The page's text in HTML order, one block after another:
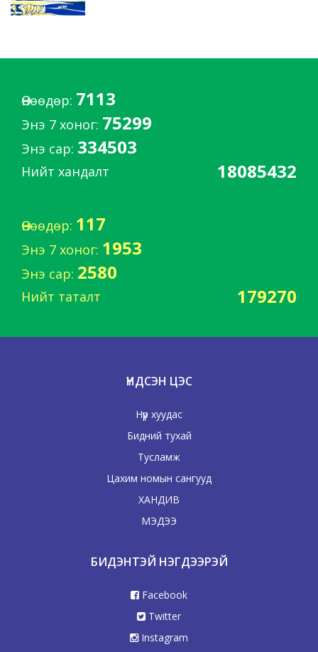
Өнөөдөр: 7113
Энэ 7 хоног: 75299
Энэ сар: 334503
Нийт хандалт 18085432
Өнөөдөр: 117
Энэ 7 хоног: 1953
Энэ сар: 2580
Нийт таталт 179270
ҮНДСЭН ЦЭС
Нүүр хуудас
Бидний тухай
Тусламж
Цахим номын сангууд
ХАНДИВ
МЭДЭЭ
БИДЭНТЭЙ НЭГДЭЭРЭЙ
Facebook
Twitter
Instagram